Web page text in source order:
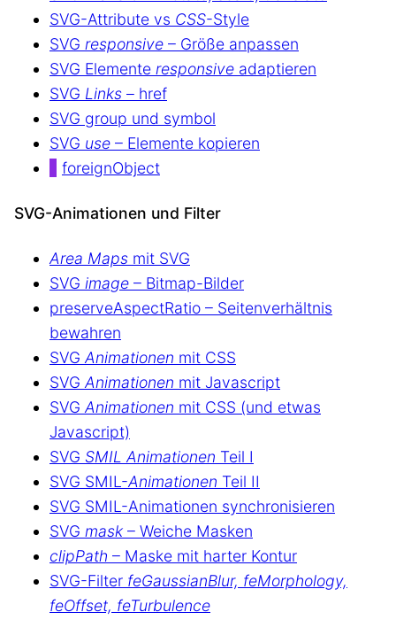
SVG-Attribute vs CSS-Style
SVG responsive – Größe anpassen
SVG Elemente responsive adaptieren
SVG Links – href
SVG group und symbol
SVG use – Elemente kopieren
foreignObject
SVG-Animationen und Filter
Area Maps mit SVG
SVG image – Bitmap-Bilder
preserveAspectRatio – Seitenverhältnis
bewahren
SVG Animationen mit CSS
SVG Animationen mit Javascript
SVG Animationen mit CSS (und etwas
Javascript)
SVG SMIL Animationen Teil I
SVG SMIL-Animationen Teil II
SVG SMIL-Animationen synchronisieren
SVG mask – Weiche Masken
clipPath – Maske mit harter Kontur
SVG-Filter feGaussianBlur, feMorphology,
feOffset, feTurbulence